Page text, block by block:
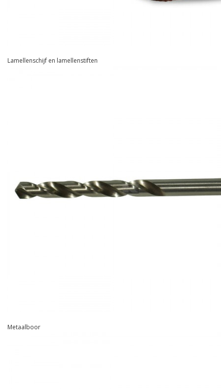
Lamellenschijf en lamellenstiften
Metaalboor